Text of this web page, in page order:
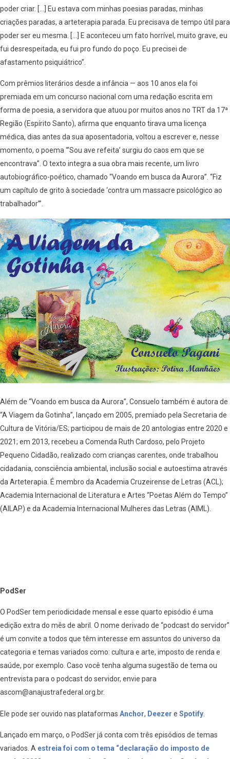
poder criar. […] Eu estava com minhas poesias paradas, minhas
criações paradas, a arteterapia parada. Eu precisava de tempo útil para
poder ser eu mesma. […] E aconteceu um fato horrível, muito grave, eu
fui desrespeitada, eu fui pro fundo do poço. Eu precisei de
afastamento psiquiátrico”.
Com prêmios literários desde a infância — aos 10 anos ela foi
premiada em um concurso nacional com uma redação escrita em
forma de poesia, a servidora que atuou por muitos anos no TRT da 17ª
Região (Espírito Santo), afirma que enquanto tirava uma licença
médica, dias antes da sua aposentadoria, voltou a escrever e, nesse
momento, o poema “‘Sou ave refeita’ surgiu do caos em que se
encontrava”. O texto integra a sua obra mais recente, um livro
autobiográfico-poético, chamado “Voando em busca da Aurora”. “Fiz
um capítulo de grito à sociedade ‘contra um massacre psicológico ao
trabalhador’”.
Além de “Voando em busca da Aurora”, Consuelo também é autora de
“A Viagem da Gotinha”, lançado em 2005, premiado pela Secretaria de
Cultura de Vitória/ES; participou de mais de 20 antologias entre 2020 e
2021; em 2013, recebeu a Comenda Ruth Cardoso, pelo Projeto
Pequeno Cidadão, realizado com crianças carentes, onde trabalhou
cidadania, consciência ambiental, inclusão social e autoestima através
da Arteterapia. É membro da Academia Cruzeirense de Letras (ACL);
Academia Internacional de Literatura e Artes “Poetas Além do Tempo”
(AILAP) e da Academia Internacional Mulheres das Letras (AIML).
PodSer
O PodSer tem periodicidade mensal e esse quarto episódio é uma
edição extra do mês de abril. O nome derivado de “podcast do servidor”
é um convite a todos que têm interesse em assuntos do universo da
categoria e temas variados como: cultura e arte, imposto de renda e
saúde, por exemplo. Caso você tenha alguma sugestão de tema ou
entrevista para o podcast do servidor, envie para
ascom@anajustrafederal.org.br.
Ele pode ser ouvido nas plataformas Anchor, Deezer e Spotify
Lançado em março, o PodSer já conta com três episódios de temas
variados. A estreia foi com o tema “declaração do imposto de